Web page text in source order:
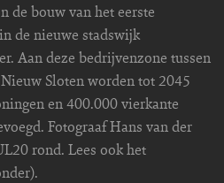
de bouw van het eerste
de nieuwe stadswijk
Aan deze bedrijvenzone tussen
Sloten worden tot 2045
en 400.000 vierkante
Fotograaf Hans van der
rond. Lees ook het